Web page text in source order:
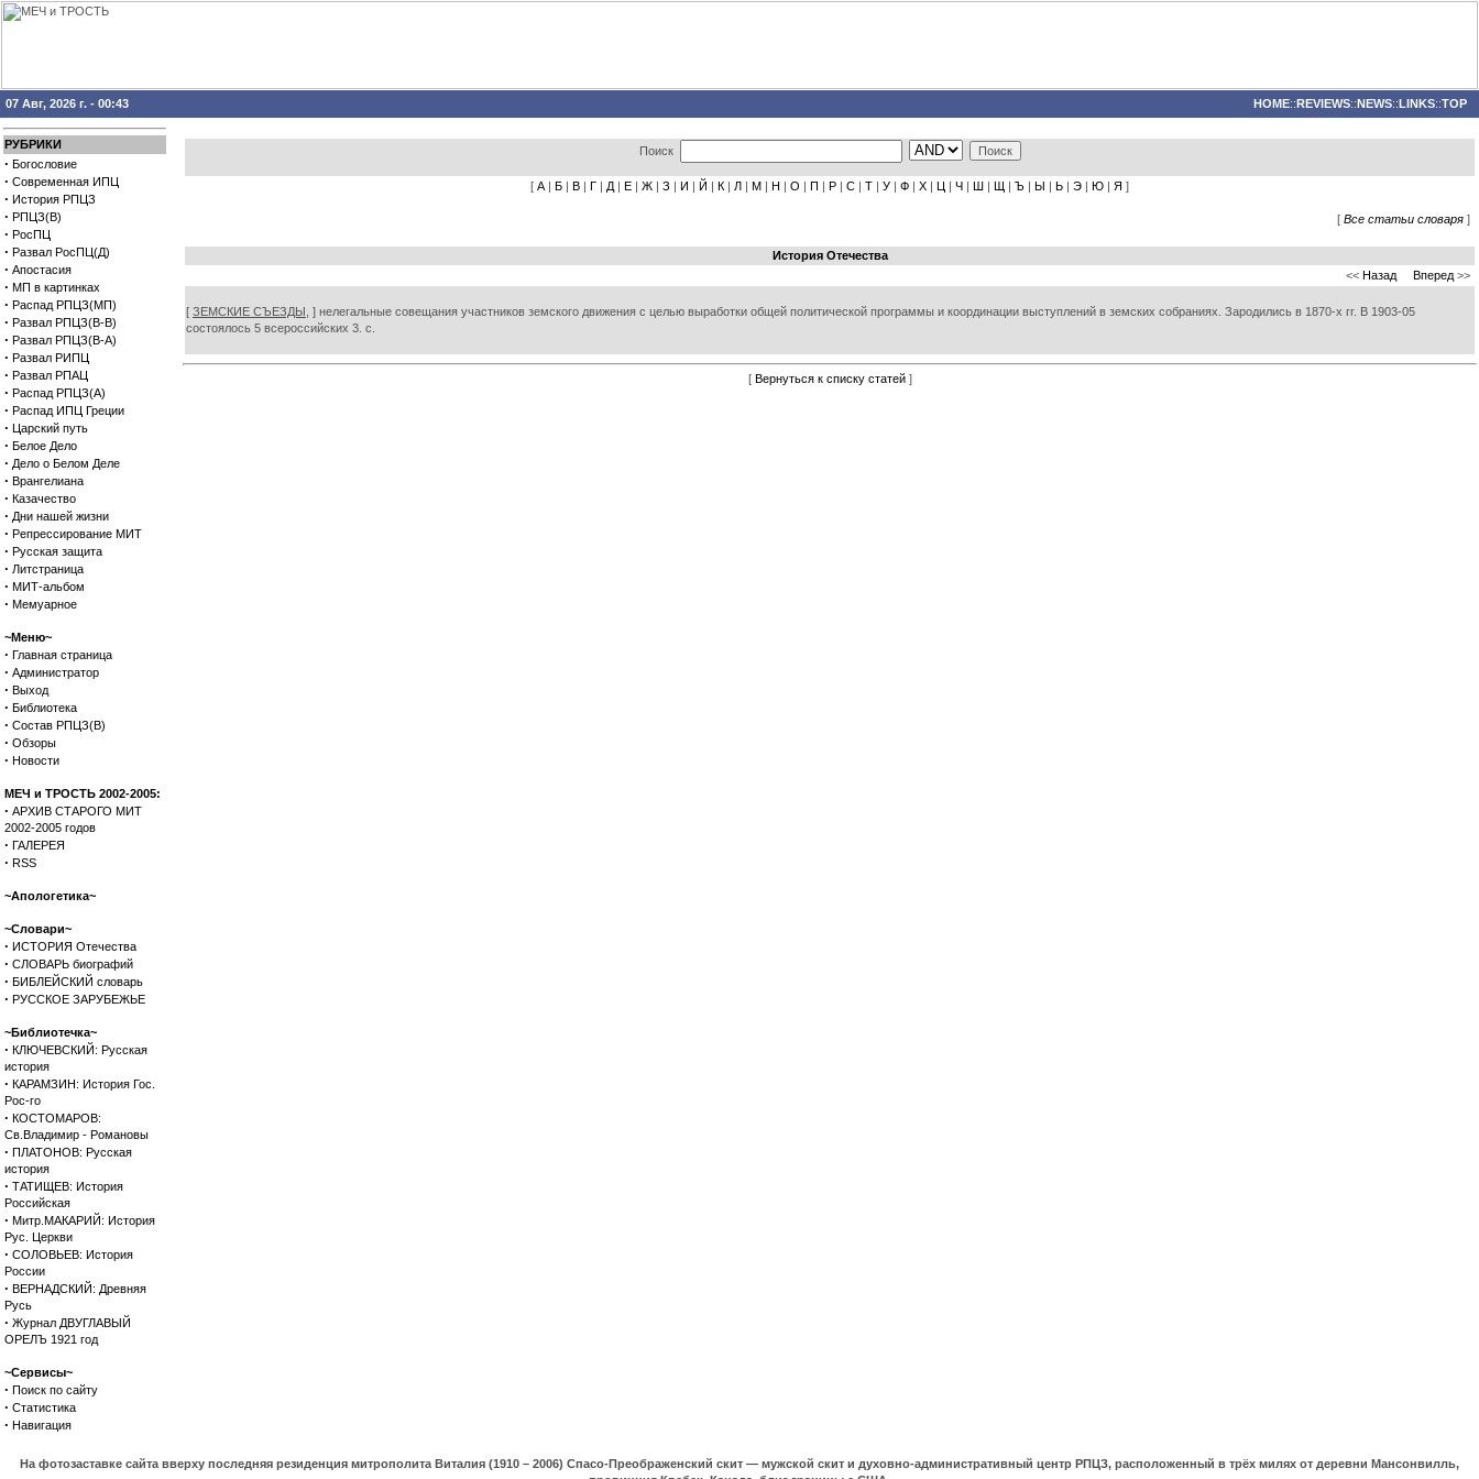
07 Авг, 2026 г. - 00:43 HOME::REVIEWS::NEWS::LINKS::TOP
РУБРИКИ
· Богословие
· Современная ИПЦ
· История РПЦЗ
· РПЦЗ(В)
· РосПЦ
· Развал РосПЦ(Д)
· Апостасия
· МП в картинках
· Распад РПЦЗ(МП)
· Развал РПЦЗ(В-В)
· Развал РПЦЗ(В-А)
· Развал РИПЦ
· Развал РПАЦ
· Распад РПЦЗ(А)
· Распад ИПЦ Греции
· Царский путь
· Белое Дело
· Дело о Белом Деле
· Врангелиана
· Казачество
· Дни нашей жизни
· Репрессирование МИТ
· Русская защита
· Литстраница
· МИТ-альбом
· Мемуарное
~Меню~
· Главная страница
· Администратор
· Выход
· Библиотека
· Состав РПЦЗ(В)
· Обзоры
· Новости
МЕЧ и ТРОСТЬ 2002-2005:
· АРХИВ СТАРОГО МИТ
2002-2005 годов
· ГАЛЕРЕЯ
· RSS
~Апологетика~
~Словари~
· ИСТОРИЯ Отечества
· СЛОВАРЬ биографий
· БИБЛЕЙСКИЙ словарь
· РУССКОЕ ЗАРУБЕЖЬЕ
~Библиотечка~
· КЛЮЧЕВСКИЙ: Русская
история
· КАРАМЗИН: История Гос.
Рос-го
· КОСТОМАРОВ:
Св.Владимир - Романовы
· ПЛАТОНОВ: Русская
история
· ТАТИЩЕВ: История
Российская
· Митр.МАКАРИЙ: История
Рус. Церкви
· СОЛОВЬЕВ: История
России
· ВЕРНАДСКИЙ: Древняя
Русь
· Журнал ДВУГЛАВЫЙ
ОРЕЛЪ 1921 год
~Сервисы~
· Поиск по сайту
· Статистика
· Навигация
Поиск
[ А | Б | В | Г | Д | Е | Ж | З | И | Й | К | Л | М | Н | О | П | Р | С | Т | У | Ф | Х | Ц | Ч | Ш | Щ | Ъ | Ы | Ь | Э | Ю | Я ]
[ Все статьи словаря ]
История Отечества
<< Назад Вперед >>
[ ЗЕМСКИЕ СЪЕЗДЫ, ] нелегальные совещания участников земского движения с целью выработки общей политической программы и координации выступлений в земских собраниях. Зародились в 1870-х гг. В 1903-05
состоялось 5 всероссийских 3. с.
[ Вернуться к списку статей]
На фотозаставке сайта вверху последняя резиденция митрополита Виталия (1910 – 2006) Спасо-Преображенский скит — мужской скит и духовно-административный центр РПЦЗ, расположенный в трёх милях от деревни Мансонвилль,